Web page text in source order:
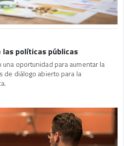
políticas públicas
oportunidad para aumentar la
de diálogo abierto para la